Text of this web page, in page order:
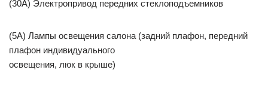
(30A) Электропривод передних стеклоподъемников
(5A) Лампы освещения салона (задний плафон, передний
плафон индивидуального
освещения, люк в крыше)